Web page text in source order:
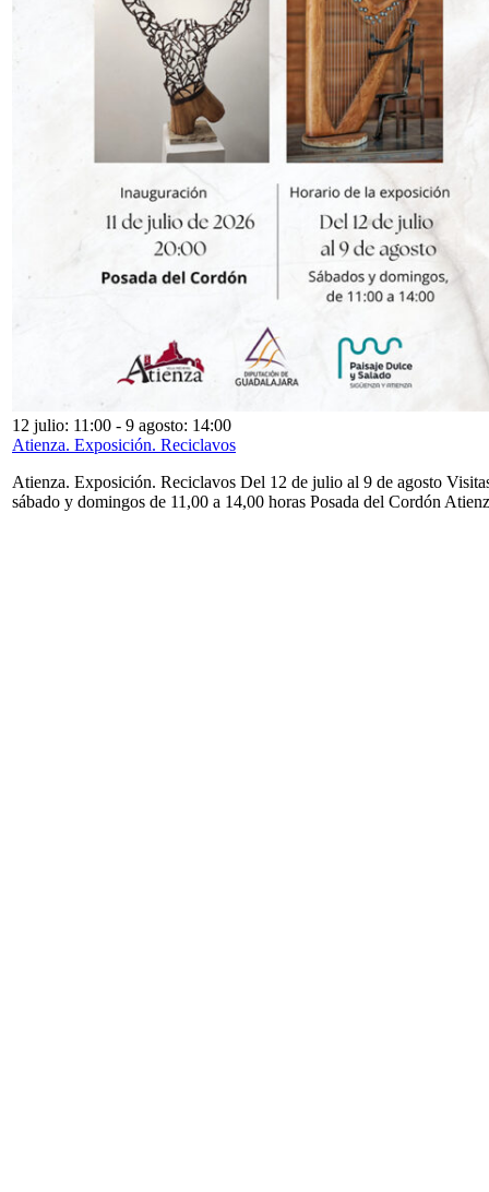
12 julio: 11:00 - 9 agosto: 14:00
Atienza. Exposición. Reciclavos
Atienza. Exposición. Reciclavos Del 12 de julio al 9 de agosto
sábado y domingos de 11,00 a 14,00 horas Posada del Cordón